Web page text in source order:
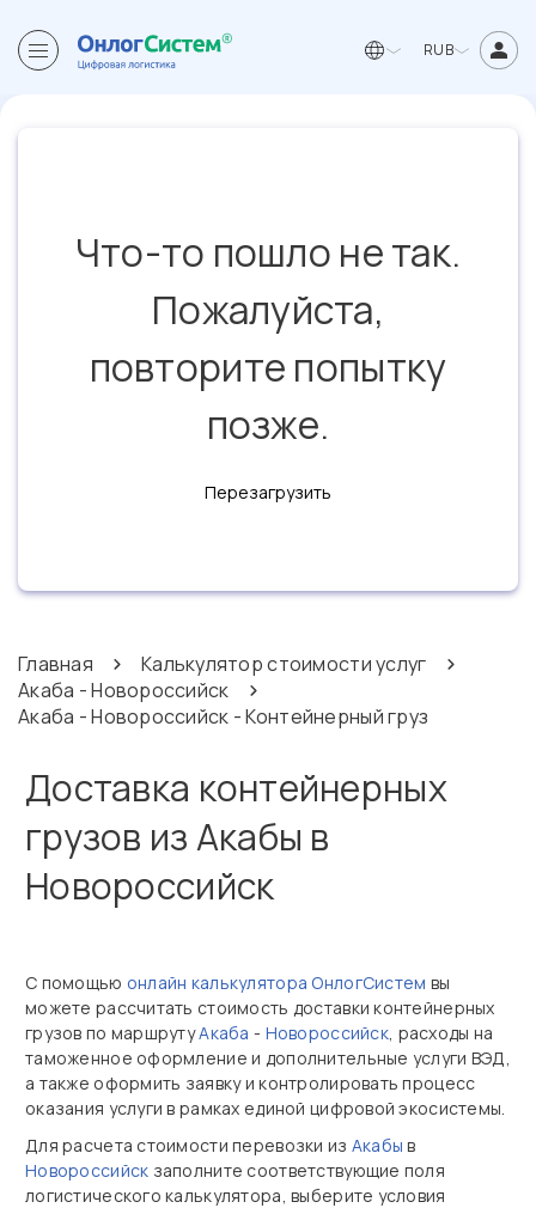
RUB
Что-то пошло не так.
Пожалуйста,
повторите попытку
позже.
Перезагрузить
Главная
Калькулятор стоимости услуг
Акаба - Новороссийск
Акаба - Новороссийск - Контейнерный груз
Доставка контейнерных
грузов из Акабы в
Новороссийск
С помощью онлайн калькулятора ОнлогСистем вы
можете рассчитать стоимость доставки контейнерных
грузов по маршрутуАкаба - Новороссийск, расходы на
таможенное оформление и дополнительные услуги ВЭД,
а также оформить заявку и контролировать процесс
оказания услуги в рамках единой цифровой экосистемы.
Для расчета стоимости перевозки из Акабы в
Новороссийск заполните соответствующие поля
логистического калькулятора, выберите условия